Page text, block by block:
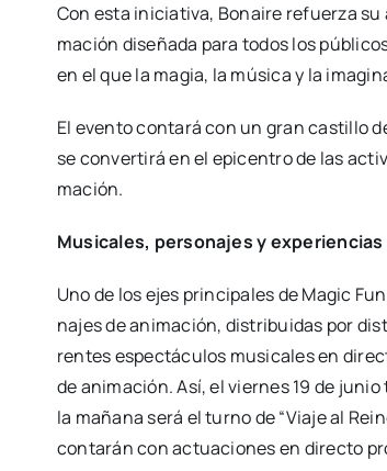
Con esta ini­cia­ti­va, Bonai­re refuer­za
ma­ción dise­ña­da para todos los
en el que la magia, la músi­ca y la
El even­to con­ta­rá con un gran cas­ti­llo
se con­ver­ti­rá en el epi­cen­tro de las
ma­ción.
Musi­ca­les, per­so­na­jes y expe­rien­cias
Uno de los ejes prin­ci­pa­les de Magic
na­jes de ani­ma­ción, dis­tri­bui­das por
ren­tes espec­tácu­los musi­ca­les en
de ani­ma­ción. Así, el vier­nes 19 de
la maña­na será el turno de “Via­je al
con­ta­rán con actua­cio­nes en direc­to